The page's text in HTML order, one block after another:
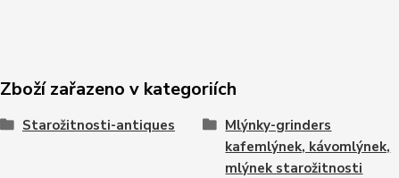
Zboží zařazeno v kategoriích
Starožitnosti-antiques
Mlýnky-grinders
kafemlýnek, kávomlýnek,
mlýnek starožitnosti